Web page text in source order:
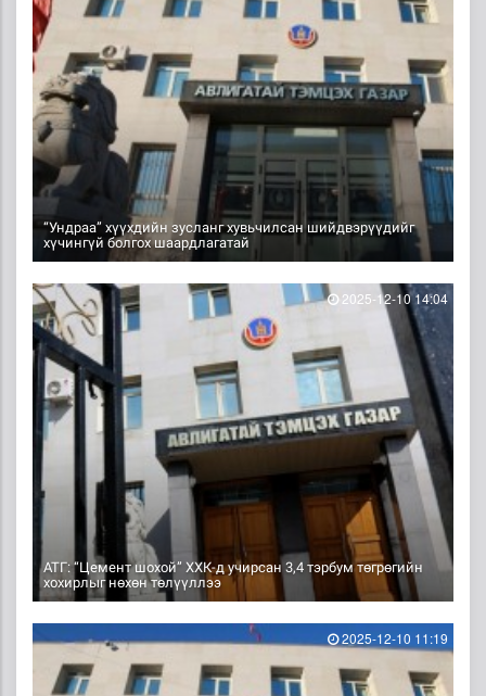
“Ундраа” хүүхдийн зусланг хувьчилсан шийдвэрүүдийг
хүчингүй болгох шаардлагатай
АТГ: “Цемент шохой” ХХК-д учирсан 3,4 тэрбум төгрөгийн
хохирлыг нөхөн төлүүллээ
2025-12-10 14:04
2025-12-10 11:19